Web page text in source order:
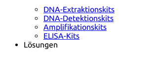
DNA-Extraktionskits
DNA-Detektionskits
Amplifikationskits
ELISA-Kits
Lösungen